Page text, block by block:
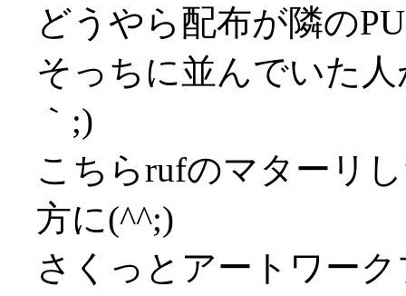
どうやら配布が隣の
そっちに並んでいた
｀;)
こちらrufのマターリ
方に(^^;)
さくっとアートワー